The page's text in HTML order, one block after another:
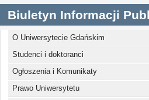
Biuletyn Informacji
O Uniwersytecie Gdańskim
Studenci i doktoranci
Ogłoszenia i Komunikaty
Prawo Uniwersytetu